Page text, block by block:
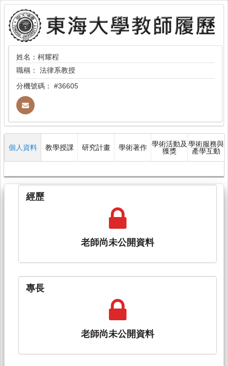
姓名：柯耀程
職稱： 法律系教授
分機號碼： #36605
個人資料 教學授課 研究計畫 學術著作 學術活動及
獲獎
學術服務與
產學互動
經歷
老師尚未公開資料
專長
老師尚未公開資料